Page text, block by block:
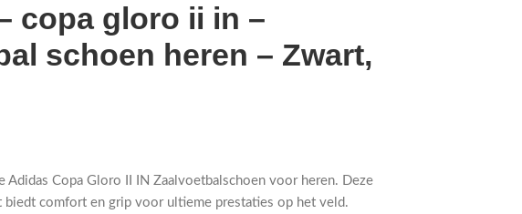
copa gloro ii in –
schoen heren – Zwart,
Adidas Copa Gloro II IN Zaalvoetbalschoen voor heren. Deze
biedt comfort en grip voor ultieme prestaties op het veld.